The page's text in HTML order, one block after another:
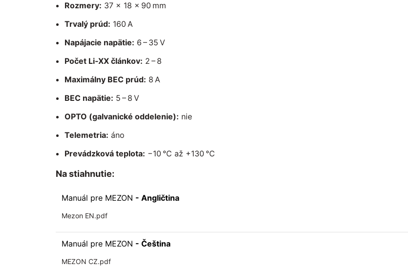
Rozmery: 37 × 18 × 90 mm
Trvalý prúd: 160 A
Napájacie napätie: 6 – 35 V
Počet Li‑XX článkov: 2 – 8
Maximálny BEC prúd: 8 A
BEC napätie: 5 – 8 V
OPTO (galvanické oddelenie): nie
Telemetria: áno
Prevádzková teplota: −10 °C až +130 °C
Na stiahnutie:
Manuál pre MEZON - Angličtina
Mezon EN.pdf
Manuál pre MEZON - Čeština
MEZON CZ.pdf